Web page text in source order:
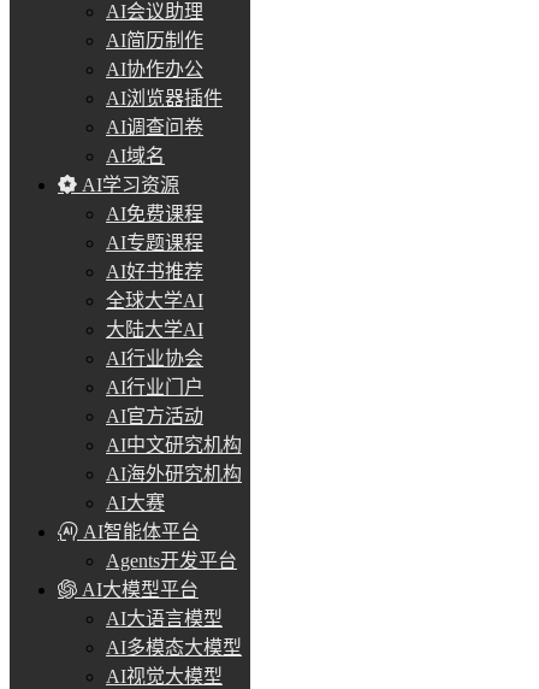
AI会议助理
AI简历制作
AI协作办公
AI浏览器插件
AI调查问卷
AI域名
AI学习资源
AI免费课程
AI专题课程
AI好书推荐
全球大学AI
大陆大学AI
AI行业协会
AI行业门户
AI官方活动
AI中文研究机构
AI海外研究机构
AI大赛
AI智能体平台
Agents开发平台
AI大模型平台
AI大语言模型
AI多模态大模型
AI视觉大模型